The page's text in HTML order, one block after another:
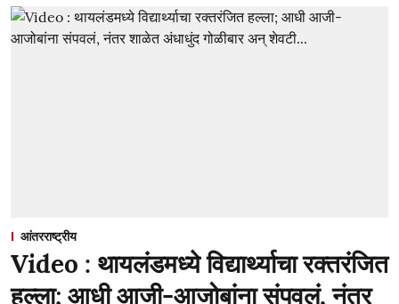
आंतरराष्ट्रीय
Video : थायलंडमध्ये विद्यार्थ्याचा रक्तरंजित
हल्ला; आधी आजी-आजोबांना संपवलं, नंतर